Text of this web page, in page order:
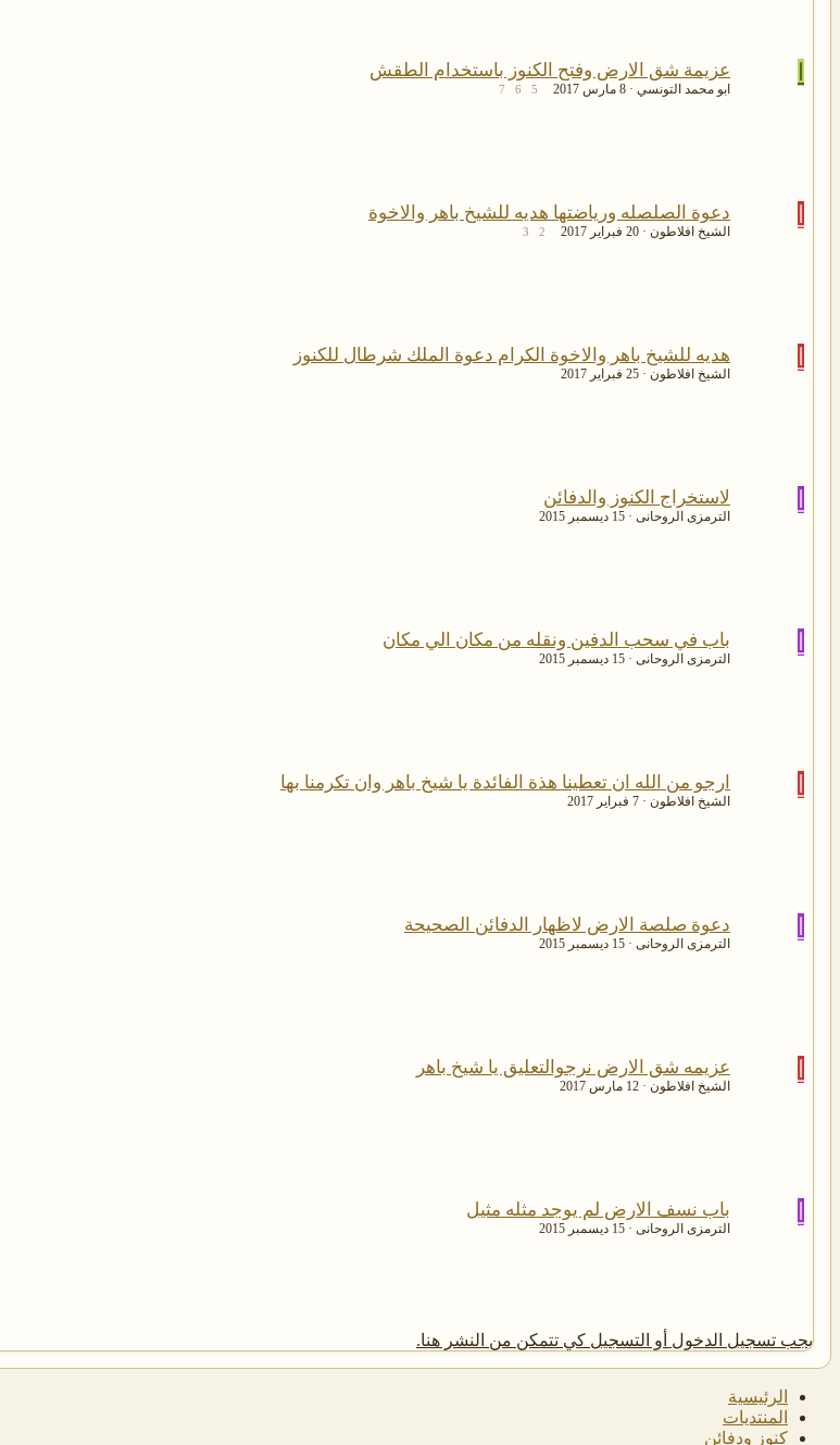
ا عزيمة شق الارض وفتح الكنوز باستخدام الطقش
ابو محمد التونسي 8 مارس 2017 5
6
7
ا دعوة الصلصله ورياضتها هديه للشيخ باهر والاخوة
الشيخ افلاطون 20 فبراير 2017 2
3
ا هديه للشيخ باهر والاخوة الكرام دعوة الملك شرطال للكنوز
الشيخ افلاطون 25 فبراير 2017
ا لاستخراج الكنوز والدفائن
الترمزى الروحانى 15 ديسمبر 2015
ا باب في سحب الدفين ونقله من مكان الي مكان
الترمزى الروحانى 15 ديسمبر 2015
ا ارجو من الله ان تعطينا هذة الفائدة يا شيخ باهر وان تكرمنا بها
الشيخ افلاطون 7 فبراير 2017
ا دعوة صلصة الارض لاظهار الدفائن الصحيحة
الترمزى الروحانى 15 ديسمبر 2015
ا عزيمه شق الارض نرجوالتعليق يا شيخ باهر
الشيخ افلاطون 12 مارس 2017
ا باب نسف الارض لم يوجد مثله مثيل
الترمزى الروحانى 15 ديسمبر 2015
يجب تسجيل الدخول أو التسجيل كي تتمكن من النشر هنا.
الرئيسية
المنتديات
كنوز ودفائن